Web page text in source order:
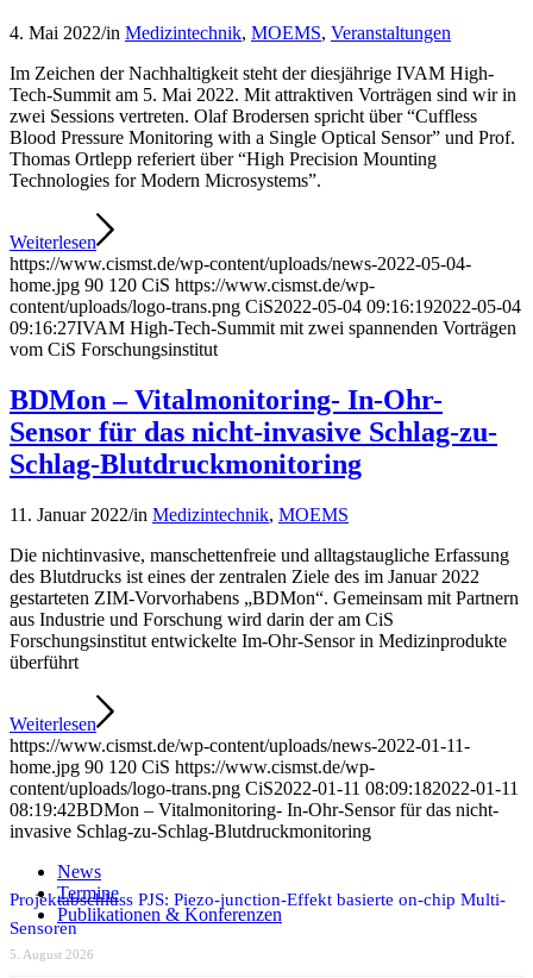
4. Mai 2022/in Medizintechnik, MOEMS, Veranstaltungen
Im Zeichen der Nachhaltigkeit steht der diesjährige IVAM High-
Tech-Summit am 5. Mai 2022. Mit attraktiven Vorträgen sind wir in
zwei Sessions vertreten. Olaf Brodersen spricht über “Cuffless
Blood Pressure Monitoring with a Single Optical Sensor” und Prof.
Thomas Ortlepp referiert über “High Precision Mounting
Technologies for Modern Microsystems”.
Weiterlesen
https://www.cismst.de/wp-content/uploads/news-2022-05-04-
home.jpg 90 120 CiS https://www.cismst.de/wp-
content/uploads/logo-trans.png CiS2022-05-04 09:16:192022-05-04
09:16:27IVAM High-Tech-Summit mit zwei spannenden Vorträgen
vom CiS Forschungsinstitut
BDMon – Vitalmonitoring- In-Ohr-
Sensor für das nicht-invasive Schlag-zu-
Schlag-Blutdruckmonitoring
11. Januar 2022/in Medizintechnik, MOEMS
Die nichtinvasive, manschettenfreie und alltagstaugliche Erfassung
des Blutdrucks ist eines der zentralen Ziele des im Januar 2022
gestarteten ZIM-Vorvorhabens „BDMon“. Gemeinsam mit Partnern
aus Industrie und Forschung wird darin der am CiS
Forschungsinstitut entwickelte Im-Ohr-Sensor in Medizinprodukte
überführt
Weiterlesen
https://www.cismst.de/wp-content/uploads/news-2022-01-11-
home.jpg 90 120 CiS https://www.cismst.de/wp-
content/uploads/logo-trans.png CiS2022-01-11 08:09:182022-01-11
08:19:42BDMon – Vitalmonitoring- In-Ohr-Sensor für das nicht-
invasive Schlag-zu-Schlag-Blutdruckmonitoring
News
Termine
Publikationen & Konferenzen
Projektabschluss PJS: Piezo-junction-Effekt basierte on-chip Multi-
Sensoren
5. August 2026